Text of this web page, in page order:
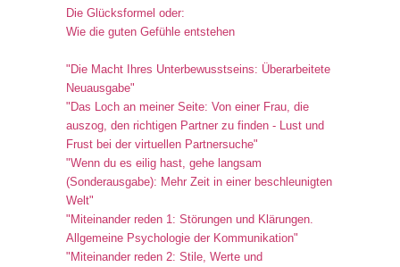
Die Glücksformel oder:
Wie die guten Gefühle entstehen
"Die Macht Ihres Unterbewusstseins: Überarbeitete
Neuausgabe"
"Das Loch an meiner Seite: Von einer Frau, die
auszog, den richtigen Partner zu finden - Lust und
Frust bei der virtuellen Partnersuche"
"Wenn du es eilig hast, gehe langsam
(Sonderausgabe): Mehr Zeit in einer beschleunigten
Welt"
"Miteinander reden 1: Störungen und Klärungen.
Allgemeine Psychologie der Kommunikation"
"Miteinander reden 2: Stile, Werte und